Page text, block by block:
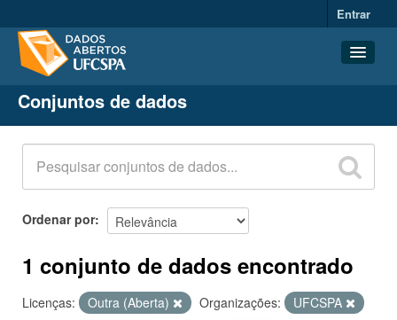
Entrar
Conjuntos de dados
Organizações
Grupos
Sobre
Conjuntos de dados
Ordenar por
1 conjunto de dados encontrado
Licenças: Outra (Aberta) Organizações:
UFCSPA